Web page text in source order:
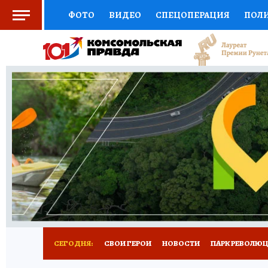
ФОТО ВИДЕО СПЕЦОПЕРАЦИЯ
СОЦПОДДЕРЖКА НАУКА СПОРТ
ВЫБОР ЭКСПЕРТОВ ДОКТОР
КНИЖНАЯ ПОЛКА ПРОГНОЗЫ НА СПОРТ
ПРЕСС-ЦЕНТР НЕДВИЖИМОСТЬ
ВСЕ О КП РАДИО КП РЕКЛАМА ТЕСТЫ
СЕГОДНЯ: СВОИ ГЕРОИ НОВОСТИ ПАРК